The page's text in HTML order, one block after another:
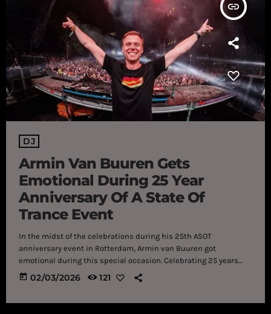
insert_link
DJ
Armin Van Buuren Gets
Emotional During 25 Year
Anniversary Of A State Of
Trance Event
In the midst of the celebrations during his 25th ASOT
anniversary event in Rotterdam, Armin van Buuren got
emotional during this special occasion. Celebrating 25 years
of A State of Trance (ASOT) in the most remarkable of
manners, Armin van Buuren took over the Ahoy in Rotterdam
today 02/03/2026 121